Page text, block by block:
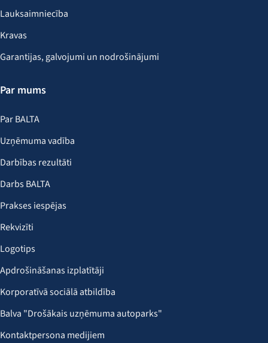
Lauksaimniecība
Kravas
Garantijas, galvojumi un nodrošinājumi
Par mums
Par BALTA
Uzņēmuma vadība
Darbības rezultāti
Darbs BALTA
Prakses iespējas
Rekvizīti
Logotips
Apdrošināšanas izplatītāji
Korporatīvā sociālā atbildība
Balva "Drošākais uzņēmuma autoparks"
Kontaktpersona medijiem